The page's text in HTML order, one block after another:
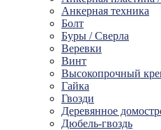
Анкерная техника
Болт
Буры / Сверла
Веревки
Винт
Высокопрочный
Гайка
Гвозди
Деревянное
Дюбель-гвоздь